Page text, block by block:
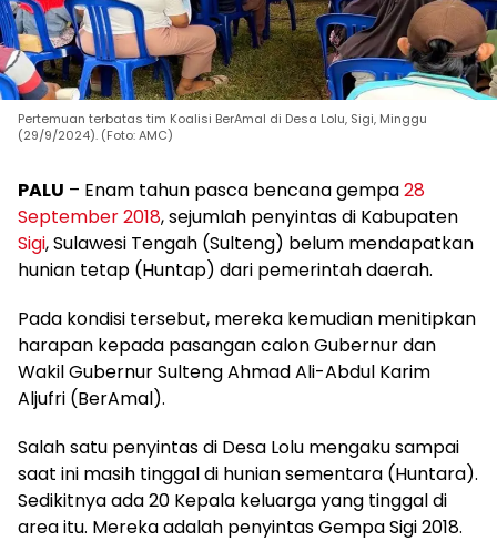
Pertemuan terbatas tim Koalisi BerAmal di Desa Lolu, Sigi, Minggu
(29/9/2024). (Foto: AMC)
PALU – Enam tahun pasca bencana gempa28
September 2018, sejumlah penyintas di Kabupaten
Sigi, Sulawesi Tengah (Sulteng) belum mendapatkan
hunian tetap (Huntap) dari pemerintah daerah.
Pada kondisi tersebut, mereka kemudian menitipkan
harapan kepada pasangan calon Gubernur dan
Wakil Gubernur Sulteng Ahmad Ali-Abdul Karim
Aljufri (BerAmal).
Salah satu penyintas di Desa Lolu mengaku sampai
saat ini masih tinggal di hunian sementara (Huntara).
Sedikitnya ada 20 Kepala keluarga yang tinggal di
area itu. Mereka adalah penyintas Gempa Sigi 2018.